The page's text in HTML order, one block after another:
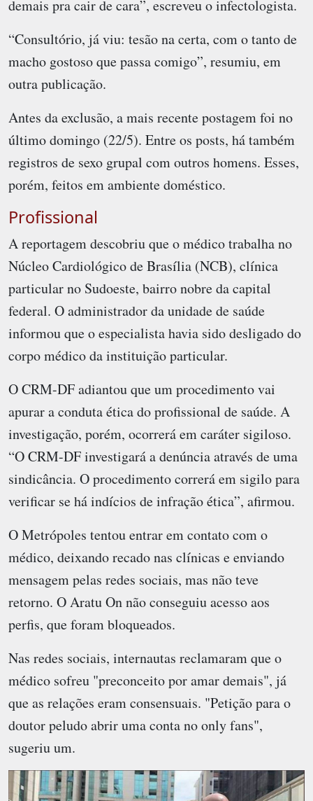
demais pra cair de cara”, escreveu o infectologista.
“Consultório, já viu: tesão na certa, com o tanto de
macho gostoso que passa comigo”, resumiu, em
outra publicação.
Antes da exclusão, a mais recente postagem foi no
último domingo (22/5). Entre os posts, há também
registros de sexo grupal com outros homens. Esses,
porém, feitos em ambiente doméstico.
Profissional
A reportagem descobriu que o médico trabalha no
Núcleo Cardiológico de Brasília (NCB), clínica
particular no Sudoeste, bairro nobre da capital
federal. O administrador da unidade de saúde
informou que o especialista havia sido desligado do
corpo médico da instituição particular.
O CRM-DF adiantou que um procedimento vai
apurar a conduta ética do profissional de saúde. A
investigação, porém, ocorrerá em caráter sigiloso.
“O CRM-DF investigará a denúncia através de uma
sindicância. O procedimento correrá em sigilo para
verificar se há indícios de infração ética”, afirmou.
O Metrópoles tentou entrar em contato com o
médico, deixando recado nas clínicas e enviando
mensagem pelas redes sociais, mas não teve
retorno. O Aratu On não conseguiu acesso aos
perfis, que foram bloqueados.
Nas redes sociais, internautas reclamaram que o
médico sofreu "preconceito por amar demais", já
que as relações eram consensuais. "Petição para o
doutor peludo abrir uma conta no only fans",
sugeriu um.